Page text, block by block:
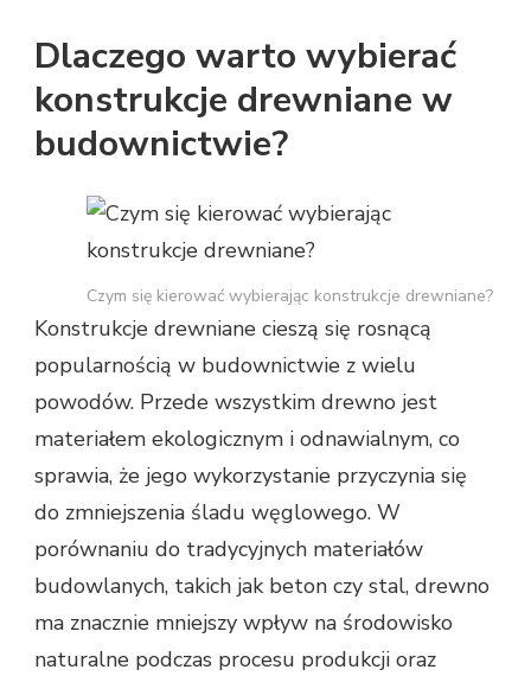
Dlaczego warto wybierać
konstrukcje drewniane w
budownictwie?
Czym się kierować wybierając konstrukcje drewniane?
Konstrukcje drewniane cieszą się rosnącą
popularnością w budownictwie z wielu
powodów. Przede wszystkim drewno jest
materiałem ekologicznym i odnawialnym, co
sprawia, że jego wykorzystanie przyczynia się
do zmniejszenia śladu węglowego. W
porównaniu do tradycyjnych materiałów
budowlanych, takich jak beton czy stal, drewno
ma znacznie mniejszy wpływ na środowisko
naturalne podczas procesu produkcji oraz